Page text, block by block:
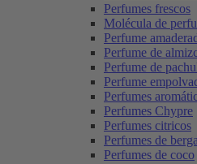
Perfumes frescos
Molécula de
Perfume
Perfume de
Perfume de
Perfume
Perfumes
Perfumes Chypre
Perfumes citricos
Perfumes de
Perfumes de coco